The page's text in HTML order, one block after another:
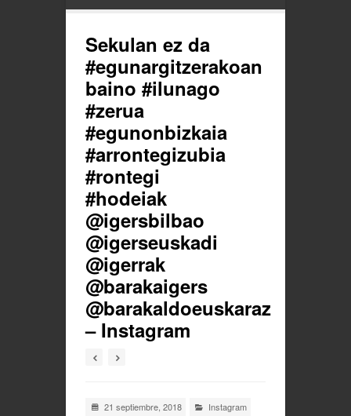
Sekulan ez da
#egunargitzerakoan
baino #ilunago
#zerua
#egunonbizkaia
#arrontegizubia
#rontegi
#hodeiak
@igersbilbao
@igerseuskadi
@igerrak
@barakaigers
@barakaldoeuskaraz
– Instagram
21 septiembre, 2018
Instagram